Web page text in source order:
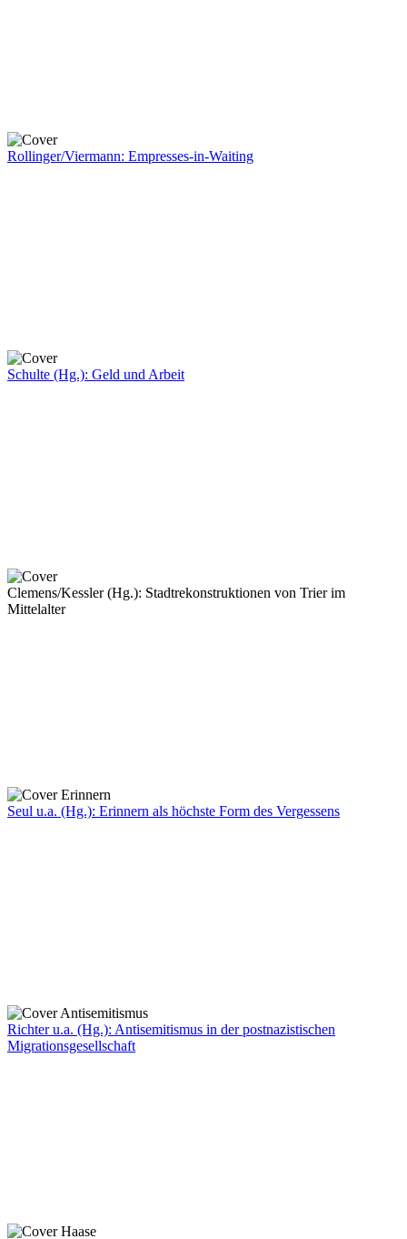
Rollinger/Viermann: Empresses-in-Waiting
Schulte (Hg.): Geld und Arbeit
Clemens/Kessler (Hg.): Stadtrekonstruktionen von Trier im
Mittelalter
Seul u.a. (Hg.): Erinnern als höchste Form des Vergessens
Richter u.a. (Hg.): Antisemitismus in der postnazistischen
Migrationsgesellschaft